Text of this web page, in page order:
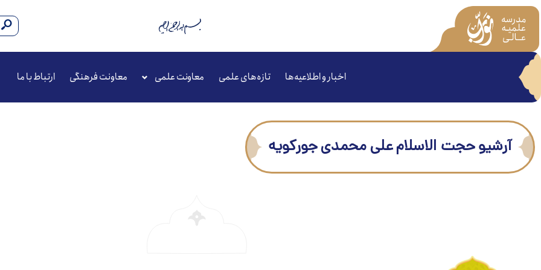
اخبار و اطلاعیه‌ها تازه‌های علمی معاونت علمی معاونت فرهنگی ارتباط با ما
آرشیو حجت الاسلام علی محمدی جورکویه